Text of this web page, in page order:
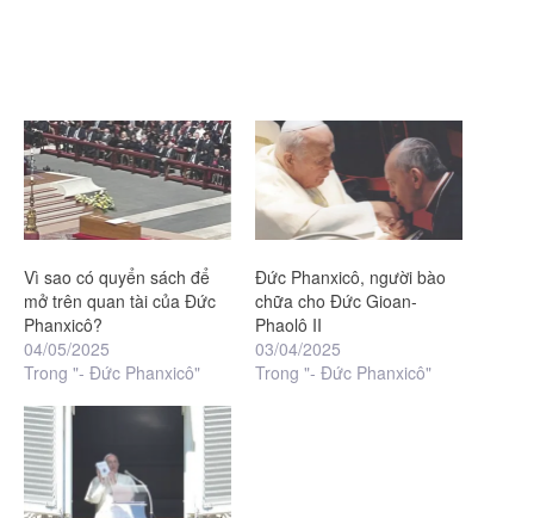
Vì sao có quyển sách để
mở trên quan tài của Đức
Phanxicô?
04/05/2025
Trong "- Đức Phanxicô"
Đức Phanxicô, người bào
chữa cho Đức Gioan-
Phaolô II
03/04/2025
Trong "- Đức Phanxicô"